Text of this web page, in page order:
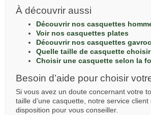
À découvrir aussi
Découvrir nos casquettes
Voir nos casquettes plates
Découvrir nos casquettes
Quelle taille de casquette
Choisir une casquette selon la
Besoin d’aide pour choisir
Si vous avez un doute concernant votre
taille d’une casquette, notre service
disposition pour vous conseiller.